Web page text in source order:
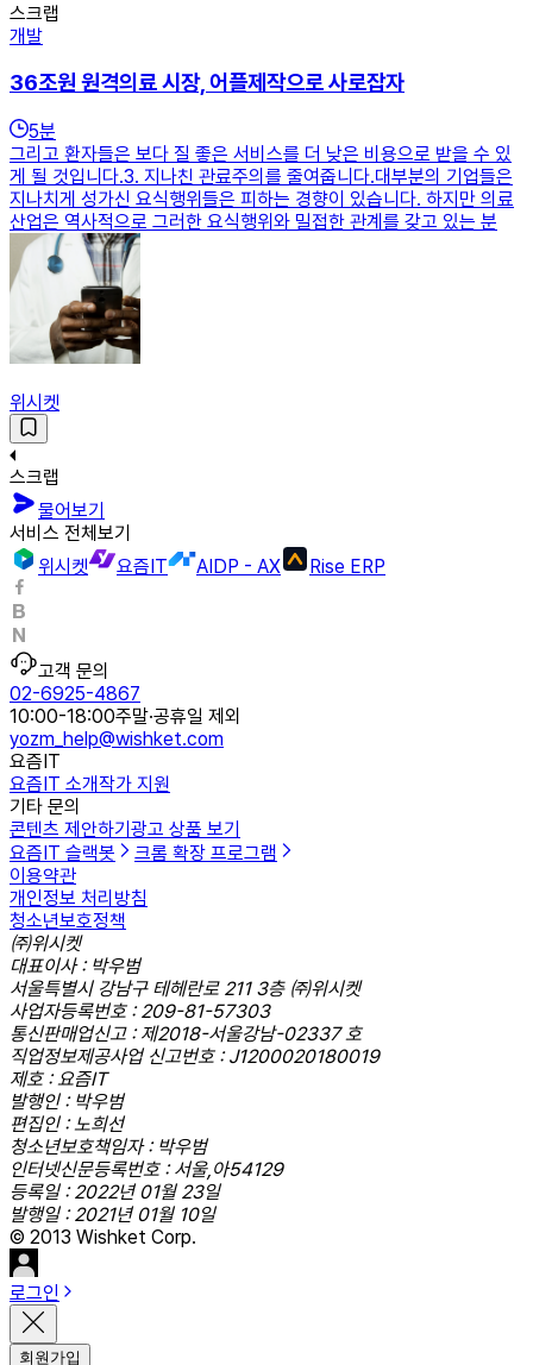
스크랩
개발
36조원 원격의료 시장, 어플제작으로 사로잡자
5분
그리고 환자들은 보다 질 좋은 서비스를 더 낮은 비용으로 받을 수 있
게 될 것입니다.​​3. 지나친 관료주의를 줄여줍니다.대부분의 기업들은
지나치게 성가신 요식행위들은 피하는 경향이 있습니다. 하지만 의료
산업은 역사적으로 그러한 요식행위와 밀접한 관계를 갖고 있는 분
위시켓
스크랩
물어보기
서비스 전체보기
위시켓
요즘IT AIDP - AX Rise ERP
고객 문의
02-6925-4867
10:00-18:00주말·공휴일 제외
yozm_help@wishket.com
요즘IT
요즘IT 소개작가 지원
기타 문의
콘텐츠 제안하기 광고 상품 보기
요즘IT 슬랙봇
크롬 확장 프로그램
이용약관
개인정보 처리방침
청소년보호정책
㈜위시켓
대표이사 : 박우범
서울특별시 강남구 테헤란로 211 3층 ㈜위시켓
사업자등록번호 : 209-81-57303
통신판매업신고 : 제2018-서울강남-02337 호
직업정보제공사업 신고번호 : J1200020180019
제호 : 요즘IT
발행인 : 박우범
편집인 : 노희선
청소년보호책임자 : 박우범
인터넷신문등록번호 : 서울,아54129
등록일 : 2022년 01월 23일
발행일 : 2021년 01월 10일
© 2013 Wishket Corp.
로그인
회원가입